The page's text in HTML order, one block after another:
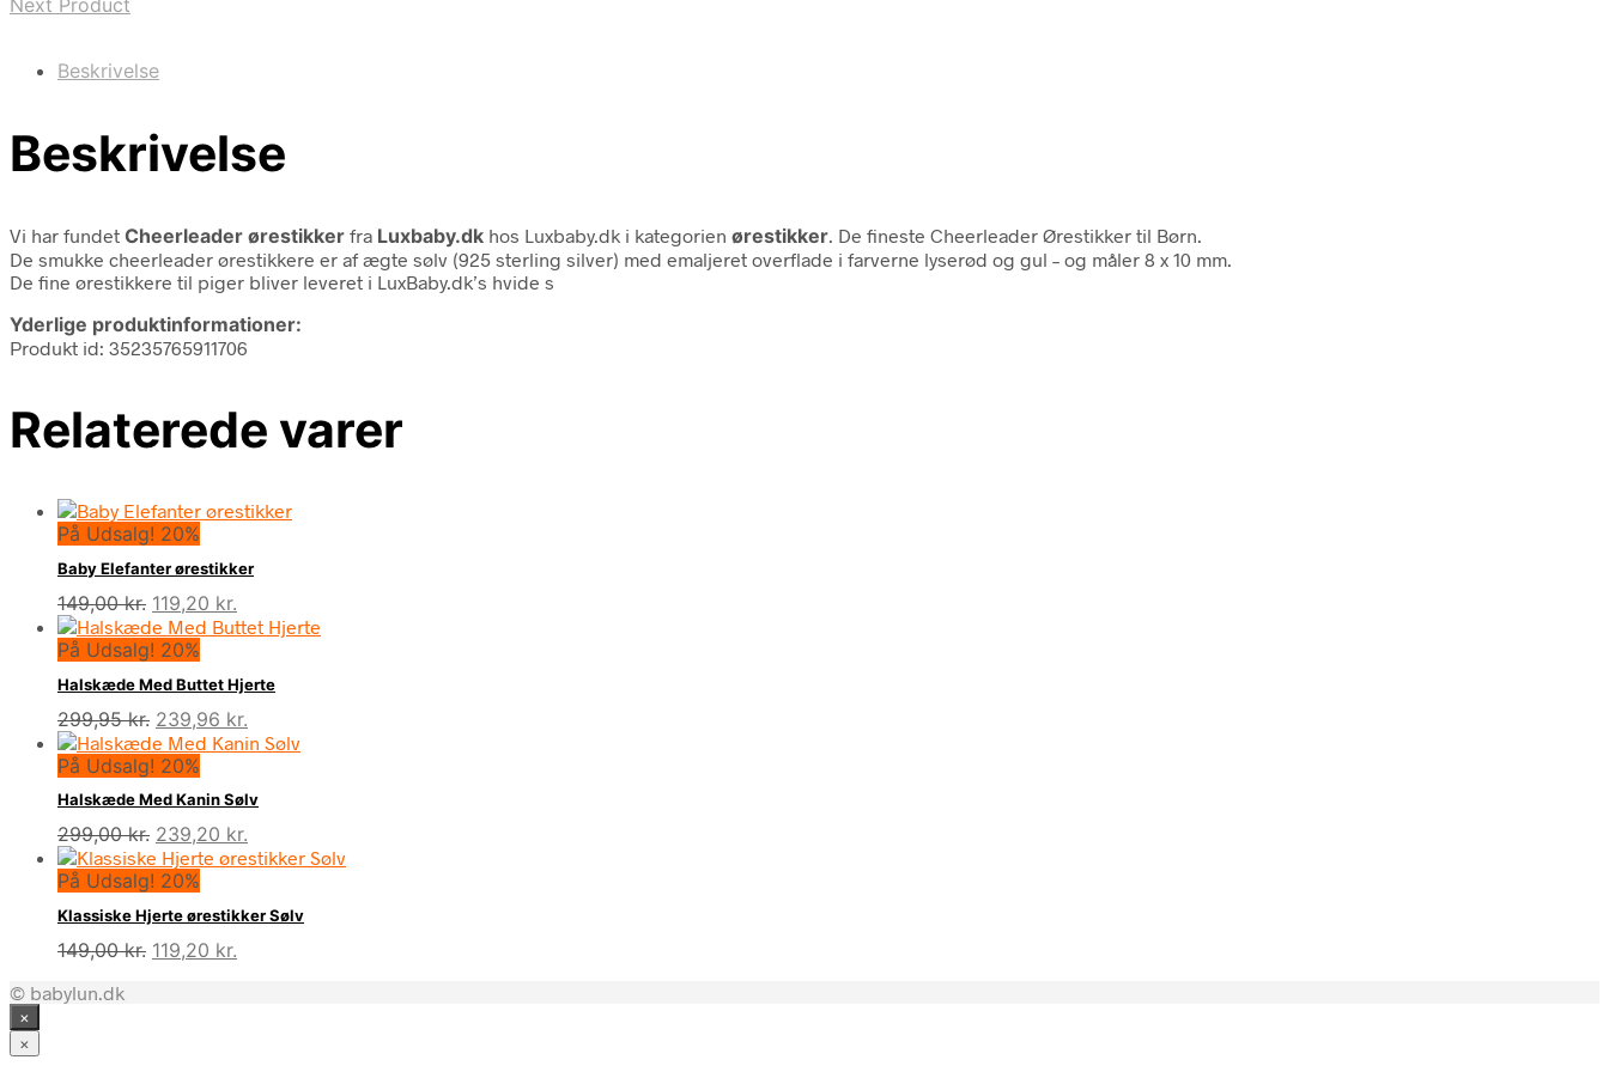
Beskrivelse
Beskrivelse
Vi har fundet Cheerleader ørestikker fra Luxbaby.dk hos Luxbaby.dk i kategorien ørestikker . De fineste Cheerleader Ørestikker til Børn.
De smukke cheerleader ørestikkere er af ægte sølv (925 sterling silver) med emaljeret overflade i farverne lyserød og gul – og måler 8 x 10 mm.
De fine ørestikkere til piger bliver leveret i LuxBaby.dk’s hvide s
Yderlige produktinformationer:
Produkt id: 35235765911706
Relaterede varer
På Udsalg! 20%
Baby Elefanter ørestikker
149,00kr. Den
oprindelige
pris
var:
149,00 kr..
119,20 kr.
aktuelle
er:
119,20 kr..
På Udsalg! 20%
Halskæde Med Buttet Hjerte
299,95kr. Den
oprindelige
pris
var:
299,95 kr..
239,96 kr.
aktuelle
er:
239,96 kr..
På Udsalg! 20%
Halskæde Med Kanin Sølv
299,00kr. Den
oprindelige
pris
var:
299,00 kr..
239,20 kr.
aktuelle
239,20 kr..
På Udsalg! 20%
Klassiske Hjerte ørestikker Sølv
149,00kr. Den
119,20 kr.
© babylun.dk
×
×